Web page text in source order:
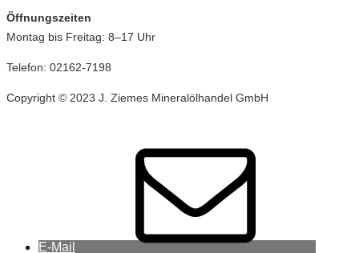
Öffnungszeiten
Montag bis Freitag: 8–17 Uhr
Telefon: 02162-7198
Copyright © 2023 J. Ziemes Mineralölhandel GmbH
E-Mail